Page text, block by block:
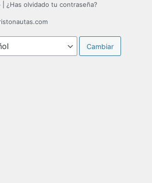
¿Has olvidado tu contraseña?